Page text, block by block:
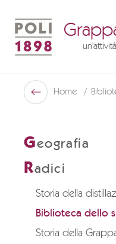
Indietro
Home
Geografia
Radici
Storia della
Biblioteca dello
Storia della